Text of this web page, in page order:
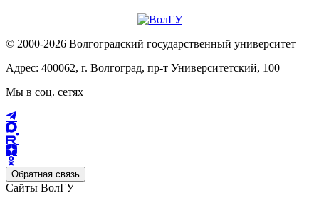
© 2000-2026 Волгоградский государственный университет
Адрес: 400062, г. Волгоград, пр-т Университетский, 100
Мы в соц. сетях
Обратная связь
Сайты ВолГУ